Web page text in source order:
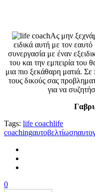
Ας μην
ειδικά αυτή με τον
συνεργασία με έναν
του και την εμπειρία του
μια πιο ξεκάθαρη ματιά.
τους δικούς σας
για να
Tags: life coachlife
coachingαυτοβελτίωση
0